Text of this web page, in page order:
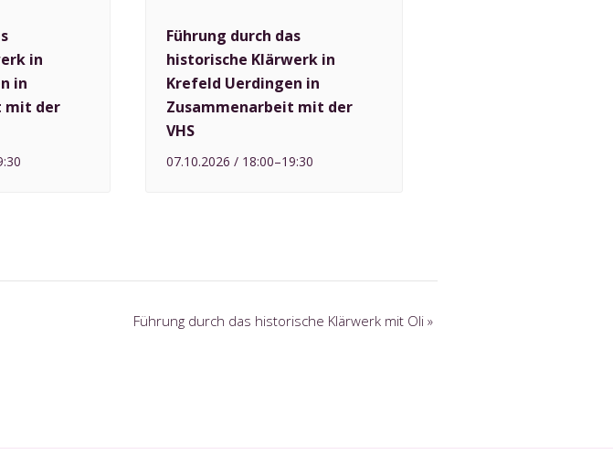
in
in
mit der
Führung durch das
historische Klärwerk in
Krefeld Uerdingen in
Zusammenarbeit mit der
VHS
07.10.2026 / 18:00–19:30
Führung durch das historische Klärwerk mit Oli »